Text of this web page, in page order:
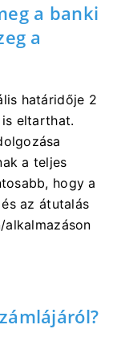
a banki
a
határidője 2
eltarthat.
a teljes
hogy a
az átutalás